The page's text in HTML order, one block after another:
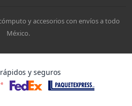
y accesorios con envíos a todo
México.
y seguros